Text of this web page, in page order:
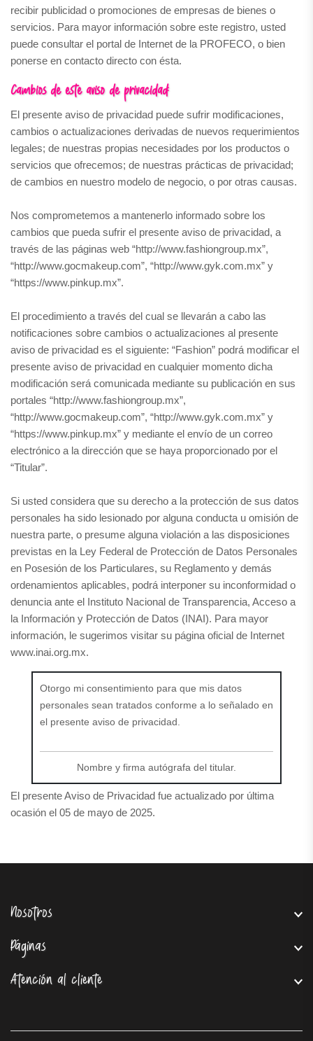
recibir publicidad o promociones de empresas de bienes o
servicios. Para mayor información sobre este registro, usted
puede consultar el portal de Internet de la PROFECO, o bien
ponerse en contacto directo con ésta.
Cambios de este aviso de privacidad:
El presente aviso de privacidad puede sufrir modificaciones,
cambios o actualizaciones derivadas de nuevos requerimientos
legales; de nuestras propias necesidades por los productos o
servicios que ofrecemos; de nuestras prácticas de privacidad;
de cambios en nuestro modelo de negocio, o por otras causas.
Nos comprometemos a mantenerlo informado sobre los
cambios que pueda sufrir el presente aviso de privacidad, a
través de las páginas web “http://www.fashiongroup.mx”,
“http://www.gocmakeup.com”, “http://www.gyk.com.mx” y
“https://www.pinkup.mx”.
El procedimiento a través del cual se llevarán a cabo las
notificaciones sobre cambios o actualizaciones al presente
aviso de privacidad es el siguiente: “Fashion” podrá modificar el
presente aviso de privacidad en cualquier momento dicha
modificación será comunicada mediante su publicación en sus
portales “http://www.fashiongroup.mx”,
“http://www.gocmakeup.com”, “http://www.gyk.com.mx” y
“https://www.pinkup.mx” y mediante el envío de un correo
electrónico a la dirección que se haya proporcionado por el
“Titular”.
Si usted considera que su derecho a la protección de sus datos
personales ha sido lesionado por alguna conducta u omisión de
nuestra parte, o presume alguna violación a las disposiciones
previstas en la Ley Federal de Protección de Datos Personales
en Posesión de los Particulares, su Reglamento y demás
ordenamientos aplicables, podrá interponer su inconformidad o
denuncia ante el Instituto Nacional de Transparencia, Acceso a
la Información y Protección de Datos (INAI). Para mayor
información, le sugerimos visitar su página oficial de Internet
www.inai.org.mx.
Otorgo mi consentimiento para que mis datos
personales sean tratados conforme a lo señalado en
el presente aviso de privacidad.
Nombre y firma autógrafa del titular.
El presente Aviso de Privacidad fue actualizado por última
ocasión el 05 de mayo de 2025.
Nosotros
Páginas
Atención al cliente